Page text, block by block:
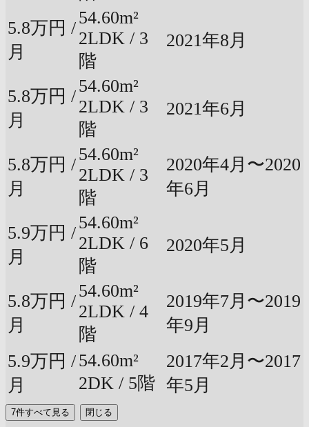
5.8万円 /
月
54.60m²
2LDK / 3
階
2021年8月
5.8万円 /
月
54.60m²
2LDK / 3
階
2021年6月
5.8万円 /
月
54.60m²
2LDK / 3
階
2020年4月〜2020
年6月
5.9万円 /
月
54.60m²
2LDK / 6
階
2020年5月
5.8万円 /
月
54.60m²
2LDK / 4
階
2019年7月〜2019
年9月
5.9万円 /
月
54.60m²
2DK / 5階
2017年2月〜2017
年5月
7件すべて見る 閉じる